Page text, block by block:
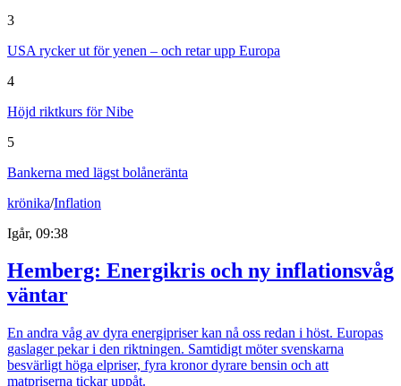
3
USA rycker ut för yenen – och retar upp Europa
4
Höjd riktkurs för Nibe
5
Bankerna med lägst bolåneränta
krönika/Inflation
Igår, 09:38
Hemberg: Energikris och ny inflationsvåg
väntar
En andra våg av dyra energipriser kan nå oss redan i höst. Europas
gaslager pekar i den riktningen. Samtidigt möter svenskarna
besvärligt höga elpriser, fyra kronor dyrare bensin och att
matpriserna tickar uppåt.